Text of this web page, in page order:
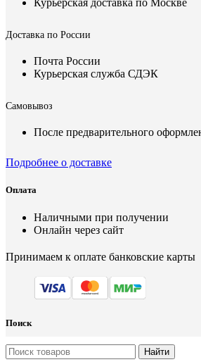
Доставка по России
Почта России
Курьерская служба СДЭК
Самовывоз
После предварительного
Подробнее о доставке
Оплата
Наличными при получении
Онлайн через сайт
Принимаем к оплате банковские карты
Поиск
Найти